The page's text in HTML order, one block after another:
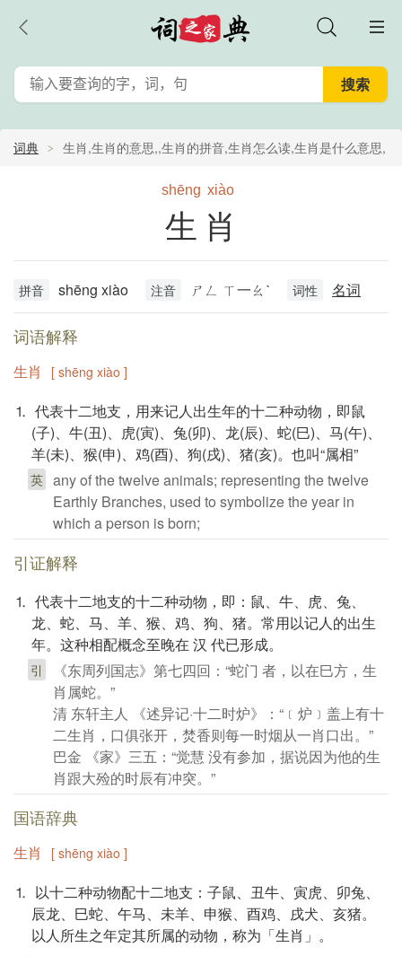
词典 生肖,生肖的意思,,生肖的拼音,生肖怎么读,生肖是什么意思,
shēng xiào
生肖
拼音 shēng xiào 注音 ㄕㄥ ㄒ一ㄠˋ 词性 名词
词语解释
生肖 [ shēng xiào ]
⒈ 代表十二地支，用来记人出生年的十二种动物，即鼠
(子)、牛(丑)、虎(寅)、兔(卯)、龙(辰)、蛇(巳)、马(午)、
羊(未)、猴(申)、鸡(酉)、狗(戌)、猪(亥)。也叫“属相”
英 any of the twelve animals; representing the twelve
Earthly Branches, used to symbolize the year in
which a person is born;
引证解释
⒈ 代表十二地支的十二种动物，即：鼠、牛、虎、兔、
龙、蛇、马、羊、猴、鸡、狗、猪。常用以记人的出生
年。这种相配概念至晚在 汉 代已形成。
引
《东周列国志》第七四回：“蛇门 者，以在巳方，生
肖属蛇。”
清 东轩主人 《述异记·十二时炉》：“﹝炉﹞盖上有十
二生肖，口俱张开，焚香则每一时烟从一肖口出。”
巴金 《家》三五：“觉慧 没有参加，据说因为他的生
肖跟大殓的时辰有冲突。”
国语辞典
生肖 [ shēng xiào ]
⒈ 以十二种动物配十二地支：子鼠、丑牛、寅虎、卯兔、
辰龙、巳蛇、午马、未羊、申猴、酉鸡、戌犬、亥猪。
以人所生之年定其所属的动物，称为「生肖」。